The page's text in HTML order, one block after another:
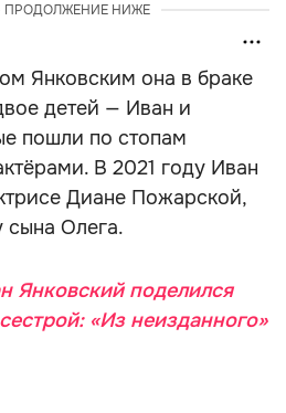
ПРОДОЛЖЕНИЕ НИЖЕ
Янковским она в браке
детей — Иван и
пошли по стопам
В 2021 году Иван
Диане Пожарской,
сына Олега.
Янковский поделился
«Из неизданного»